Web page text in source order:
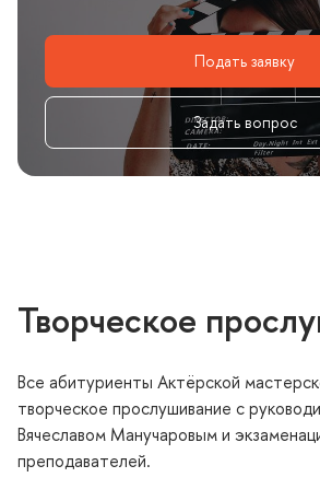
Подать заявку
Задать вопрос
Творческое
се абитуриенты Актёрской
творческое прослушивание с
ячеславом Манучаровым и
преподавателей.